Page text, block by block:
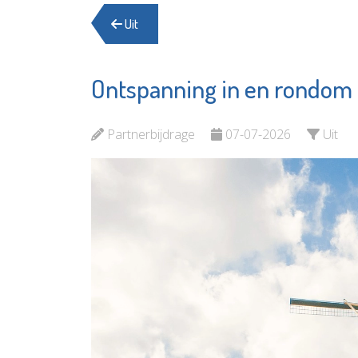
Uit
Ontspanning in en
Partnerbijdrage 07-07-2026 Uit
Servicepunt
Woningverbetering
Bekijk de pagina